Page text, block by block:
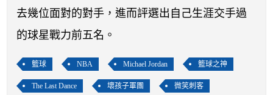
去幾位面對的對手，進而評選出自己生涯交手過
的球星戰力前五名。
籃球 NBA Michael Jordan 籃球之神
The Last Dance 壞孩子軍團 微笑刺客